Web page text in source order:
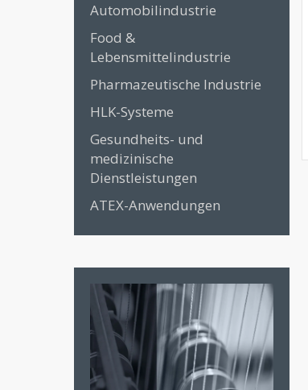
Automobilindustrie
Food &
Lebensmittelindustrie
Pharmazeutische Industrie
HLK-Systeme
Gesundheits- und
medizinische
Dienstleistungen
ATEX-Anwendungen